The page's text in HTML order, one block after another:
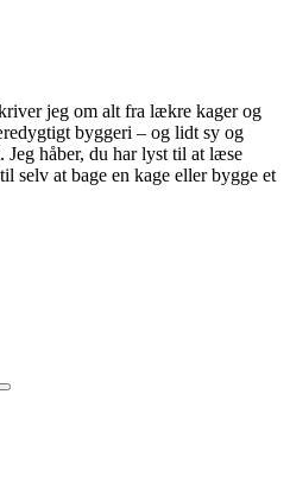
jeg om alt fra lækre kager og
byggeri – og lidt sy og
håber, du har lyst til at læse
selv at bage en kage eller bygge et
Search